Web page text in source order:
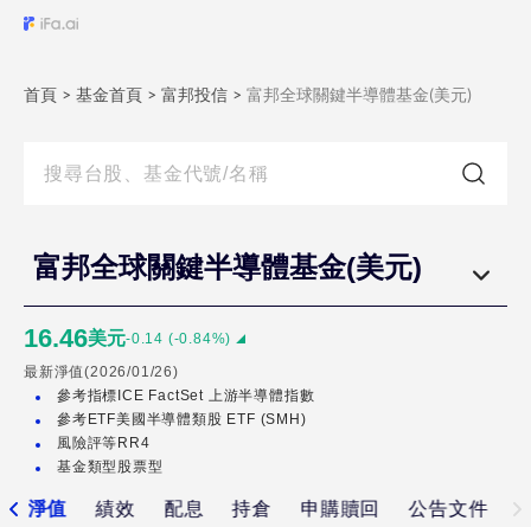
首頁 > 基金首頁 > 富邦投信 > 富邦全球關鍵半導體基金(美元)
富邦全球關鍵半導體基金(美元)
富
全
金
(新
幣)
富
16.46美元-0.14 (-0.84%)
最新淨值(2026/01/26)
參考指標 ICE FactSet 上游半導體指數
參考ETF美國半導體類股 ETF (SMH)
風險評等 RR4
基金類型 股票型
淨值 績效 配息 持倉 申購贖回 公告文件